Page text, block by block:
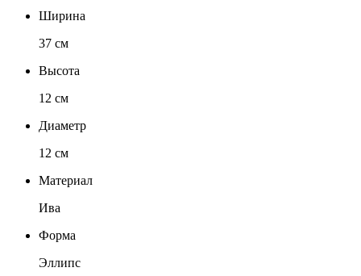
Ширина
37 см
Высота
12 см
Диаметр
12 см
Материал
Ива
Форма
Эллипс